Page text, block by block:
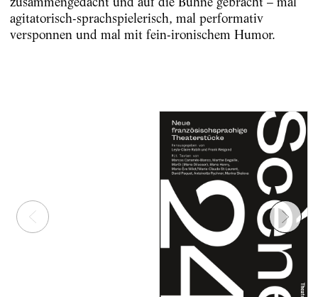
agitatorisch-sprachspielerisch, mal performativ
versponnen und mal mit fein-ironischem Humor.